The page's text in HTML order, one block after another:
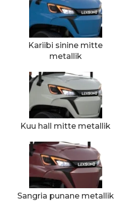
Kariibi sinine mitte
metallik
Kuu hall mitte metallik
Sangria punane metallik